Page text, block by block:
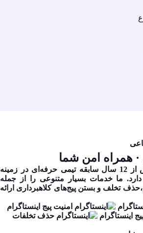
· همراه امن شما
تیم میثم سالاری با بیش از 12 سال سابقه تیمی حرفه‌ای در زمینه
ما خدمات بسیار متنوعی را از جمله
تخلف و بستن پیج‌های کلاهبرداری ارائه
امنیت پیج اینستاگرام
اینستاگرام
حذف تخلفات